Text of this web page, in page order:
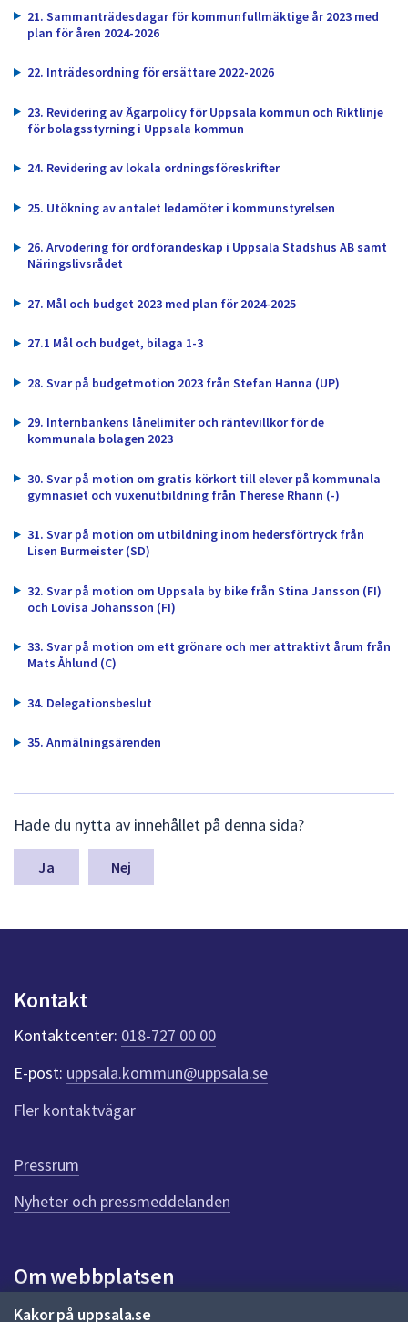
Kakor på uppsala.se
21. Sammanträdesdagar för kommunfullmäktige år 2023 med
plan för åren 2024-2026
22. Inträdesordning för ersättare 2022-2026
23. Revidering av Ägarpolicy för Uppsala kommun och Riktlinje
för bolagsstyrning i Uppsala kommun
24. Revidering av lokala ordningsföreskrifter
25. Utökning av antalet ledamöter i kommunstyrelsen
26. Arvodering för ordförandeskap i Uppsala Stadshus AB samt
Näringslivsrådet
27. Mål och budget 2023 med plan för 2024-2025
27.1 Mål och budget, bilaga 1-3
28. Svar på budgetmotion 2023 från Stefan Hanna (UP)
29. Internbankens lånelimiter och räntevillkor för de
kommunala bolagen 2023
30. Svar på motion om gratis körkort till elever på kommunala
gymnasiet och vuxenutbildning från Therese Rhann (-)
31. Svar på motion om utbildning inom hedersförtryck från
Lisen Burmeister (SD)
32. Svar på motion om Uppsala by bike från Stina Jansson (FI)
och Lovisa Johansson (FI)
33. Svar på motion om ett grönare och mer attraktivt årum från
Mats Åhlund (C)
34. Delegationsbeslut
35. Anmälningsärenden
ä
m
a
y
n
t
r
ö
e
n
n
i
d
a
Hade du nytta av innehållet på denna sida?
Nej
Kontakt
Kontaktcenter: 018-727 00 00
E-post: uppsala.kommun@uppsala.se
Fler kontaktvägar
Pressrum
Nyheter och pressmeddelanden
Om webbplatsen
Om webbplatsen